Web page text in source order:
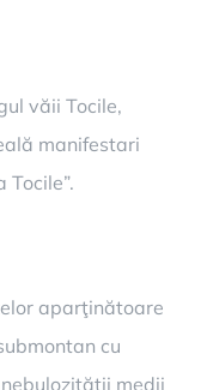
văii Tocile,
manifestari
Tocile”.
aparţinătoare
cu
medii